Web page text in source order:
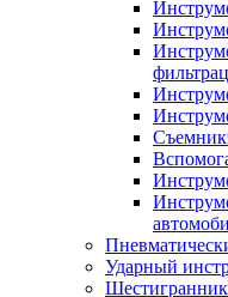
Ударный